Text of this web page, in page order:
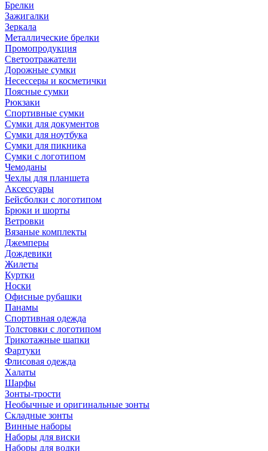
Брелки
Зажигалки
Зеркала
Металлические брелки
Промопродукция
Светоотражатели
Дорожные сумки
Несессеры и косметички
Поясные сумки
Рюкзаки
Спортивные сумки
Сумки для документов
Сумки для ноутбука
Сумки для пикника
Сумки с логотипом
Чемоданы
Чехлы для планшета
Аксессуары
Бейсболки с логотипом
Брюки и шорты
Ветровки
Вязаные комплекты
Джемперы
Дождевики
Жилеты
Куртки
Носки
Офисные рубашки
Панамы
Спортивная одежда
Толстовки с логотипом
Трикотажные шапки
Фартуки
Флисовая одежда
Халаты
Шарфы
Зонты-трости
Необычные и оригинальные зонты
Складные зонты
Винные наборы
Наборы для виски
Наборы для водки